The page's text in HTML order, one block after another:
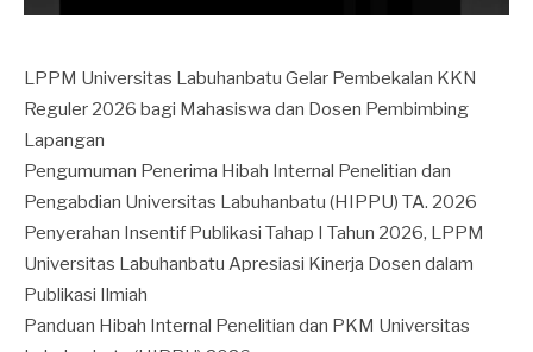
LPPM Universitas Labuhanbatu Gelar Pembekalan KKN
Reguler 2026 bagi Mahasiswa dan Dosen Pembimbing
Lapangan
Pengumuman Penerima Hibah Internal Penelitian dan
Pengabdian Universitas Labuhanbatu (HIPPU) TA. 2026
Penyerahan Insentif Publikasi Tahap I Tahun 2026, LPPM
Universitas Labuhanbatu Apresiasi Kinerja Dosen dalam
Publikasi Ilmiah
Panduan Hibah Internal Penelitian dan PKM Universitas